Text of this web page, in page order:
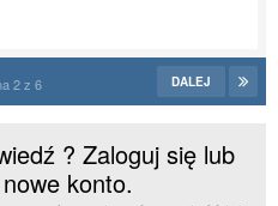
DALEJ
2 z 6
? Zaloguj się lub
konto.